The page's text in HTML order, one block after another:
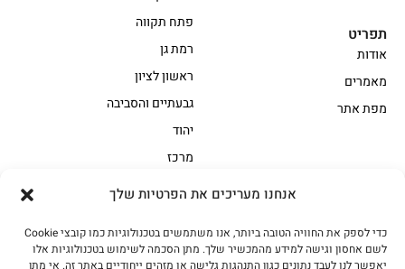
אנחנו מעריכים את הפרטיות שלך
כדי לספק את החוויה הטובה ביותר, אנו משתמשים בטכנולוגיות כמו קובצי Cookie
לשם אחסון וגישה למידע מהמכשיר שלך. מתן הסכמה לשימוש בטכנולוגיות אלו
יאפשר לנו לעבד נתונים כגון התנהגות גלישה או מזהים ייחודיים באתר זה. אי מתן
אווז
בשר בקר משובח
בשר בקר עגלה משובח
בשר למעשנת
פתח תקווה
רמת גן
ראשון לציון
גבעתיים והסביבה
יהוד
מרכז
תפריט
אודות
מאמרים
מפת אתר